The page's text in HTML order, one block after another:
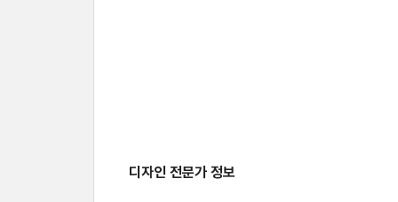
디자인 전문가 정보